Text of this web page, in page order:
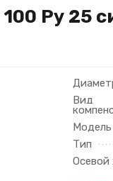
Ру 25
Вид
Модель
Тип
Осевой